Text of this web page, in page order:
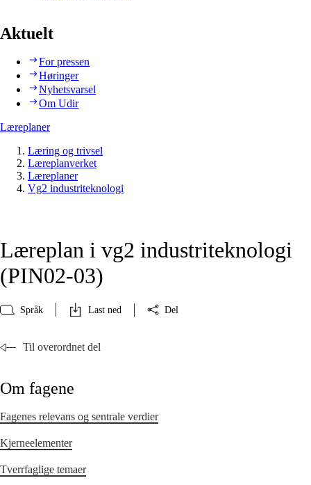
Aktuelt
For pressen
Høringer
Nyhetsvarsel
Om Udir
Læreplaner
Læring og trivsel
Læreplanverket
Læreplaner
Vg2 industriteknologi
Læreplan i vg2 industriteknologi
(PIN02‑03)
Språk Last ned Del
Til overordnet del
Om fagene
Fagenes relevans og sentrale verdier
Kjerneelementer
Tverrfaglige temaer